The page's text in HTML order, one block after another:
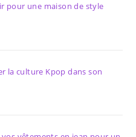
pour une maison de style
la culture Kpop dans son